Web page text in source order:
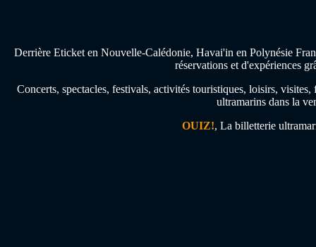
Derrière Eticket en Nouvelle-Calédonie, Havai'in en Polynésie
réservations et d'expériences
Concerts, spectacles, festivals, activités touristiques, loisirs,
ultramarins dans la
OUIZ!, La billetterie